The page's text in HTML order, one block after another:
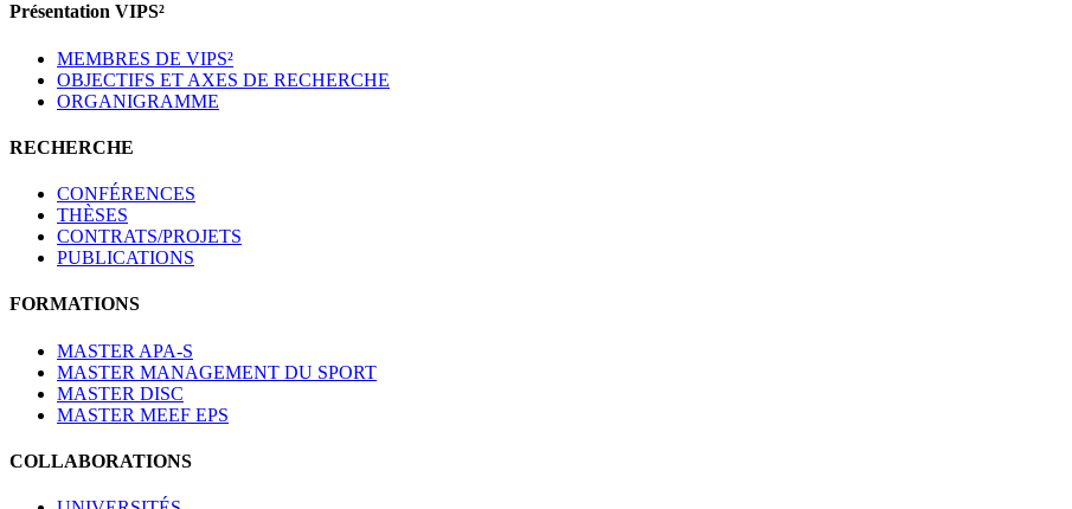
Présentation VIPS²
MEMBRES DE VIPS²
OBJECTIFS ET AXES DE RECHERCHE
ORGANIGRAMME
RECHERCHE
CONFÉRENCES
THÈSES
CONTRATS/PROJETS
PUBLICATIONS
FORMATIONS
MASTER APA-S
MASTER MANAGEMENT DU SPORT
MASTER DISC
MASTER MEEF EPS
COLLABORATIONS